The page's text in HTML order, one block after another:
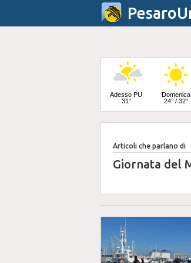
Adesso PU
31°
Domenica
24° / 32°
Martedì
25° / 33°
Articoli che parlano di
Giornata del